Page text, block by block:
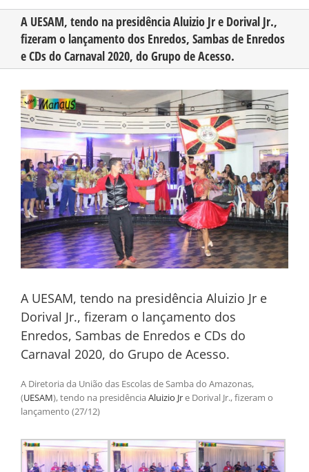
CONHEÇA O AMAZONAS
PUBLICIDADE
CONTATO
A UESAM, tendo na presidência Aluizio Jr e Dorival Jr.,
fizeram o lançamento dos Enredos, Sambas de Enredos
e CDs do Carnaval 2020, do Grupo de Acesso.
View
Larger
Image
A UESAM, tendo na presidência Aluizio Jr e
Dorival Jr., fizeram o lançamento dos
Enredos, Sambas de Enredos e CDs do
Carnaval 2020, do Grupo de Acesso.
A Diretoria da União das Escolas de Samba do Amazonas,
(UESAM), tendo na presidência Aluizio Jre Dorival Jr., fizeram o
lançamento (27/12)